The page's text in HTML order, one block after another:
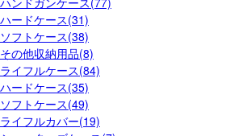
ハードケース(31)
ソフトケース(38)
その他収納用品(8)
ライフルケース(84)
ハードケース(35)
ソフトケース(49)
ライフルカバー(19)